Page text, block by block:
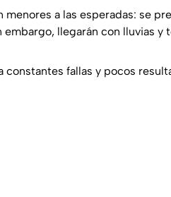
a las esperadas: se
embargo, llegarán con lluvias y
constantes fallas y pocos